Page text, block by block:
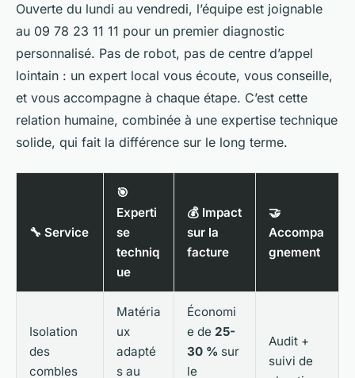
Ouverte du lundi au vendredi, l’équipe est joignable
au 09 78 23 11 11 pour un premier diagnostic
personnalisé. Pas de robot, pas de centre d’appel
lointain : un expert local vous écoute, vous conseille,
et vous accompagne à chaque étape. C’est cette
relation humaine, combinée à une expertise technique
solide, qui fait la différence sur le long terme.
🔧 Service
🎯
Experti
se
techniq
ue
💰 Impact
sur la
facture
🤝
Accompa
gnement
Isolation
des
combles
Matéria
ux
adapté
s au
Économi
e de 25-
30 % sur
le
Audit +
suivi de